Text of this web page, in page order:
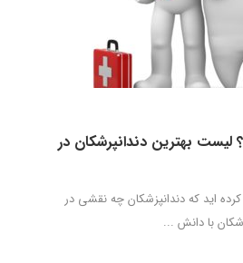
بهترین دندانپرشکان در
کرده اید که دندانپزشکان چه نقشی در
با دانش ...